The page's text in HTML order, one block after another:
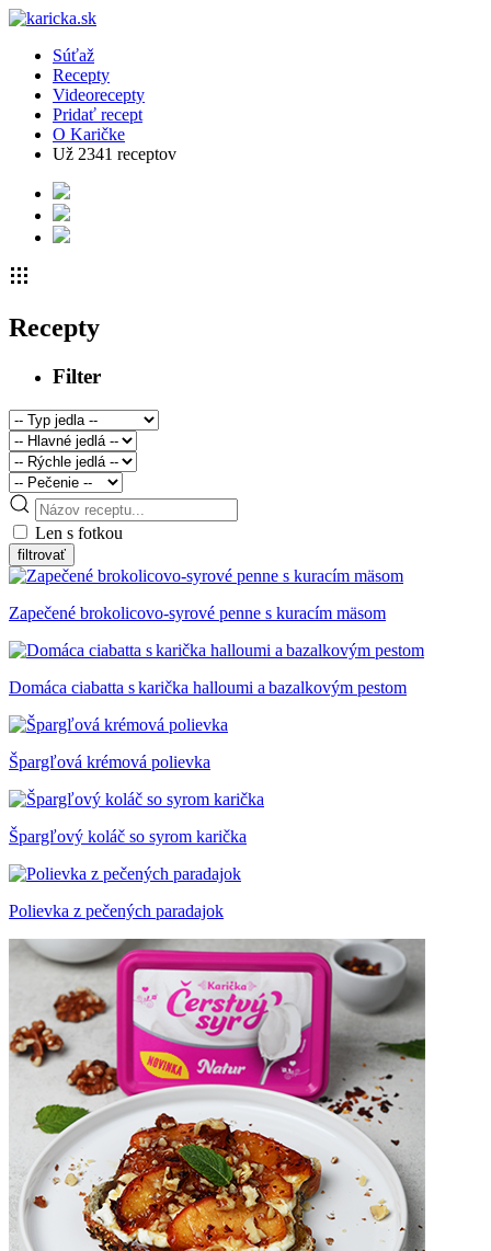
Súťaž
Recepty
Videorecepty
Pridať recept
O Karičke
Už 2341 receptov
Recepty
Filter
Len s fotkou
Zapečené brokolicovo-syrové penne s kuracím mäsom
Domáca ciabatta s karička halloumi a bazalkovým pestom
Špargľová krémová polievka
Špargľový koláč so syrom karička
Polievka z pečených paradajok